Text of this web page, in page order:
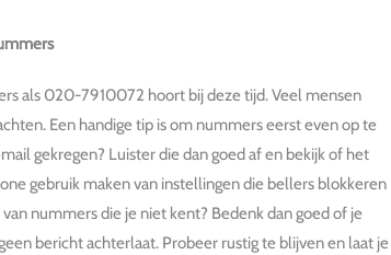
als 020-7910072 hoort bij deze tijd. Veel mensen
Een handige tip is om nummers eerst even op te
gekregen? Luister die dan goed af en bekijk of het
gebruik maken van instellingen die bellers blokkeren
nummers die je niet kent? Bedenk dan goed of je
bericht achterlaat. Probeer rustig te blijven en laat je